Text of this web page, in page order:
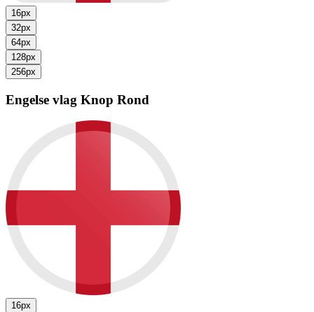
16px
32px
64px
128px
256px
Engelse vlag Knop Rond
16px